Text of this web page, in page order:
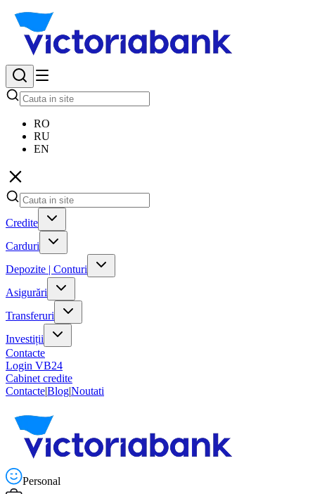
RO
RU
EN
Credite
Carduri
Depozite | Conturi
Asigurări
Transferuri
Investiții
Contacte
Login VB24
Cabinet credite
Contacte|Blog|Noutati
Personal